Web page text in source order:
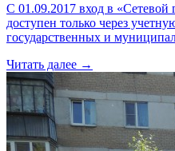
С 01.09.2017 вход в «Сетевой
доступен только через
государственных и
Читать далее →